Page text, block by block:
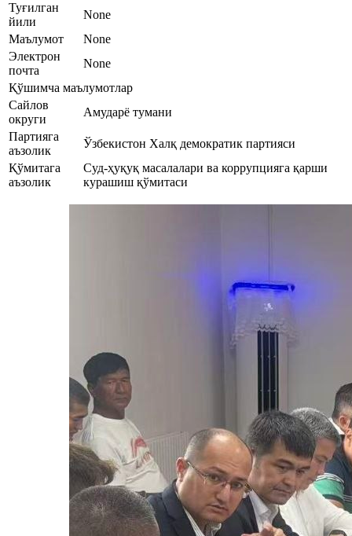
Туғилган
йили
None
Маълумот
None
Электрон
почта
None
Қўшимча маълумотлар
Сайлов
округи
Амударё тумани
Партияга
аъзолик
Ўзбекистон Халқ демократик партияси
Қўмитага
аъзолик
Суд-ҳуқуқ масалалари ва коррупцияга қарши
курашиш қўмитаси